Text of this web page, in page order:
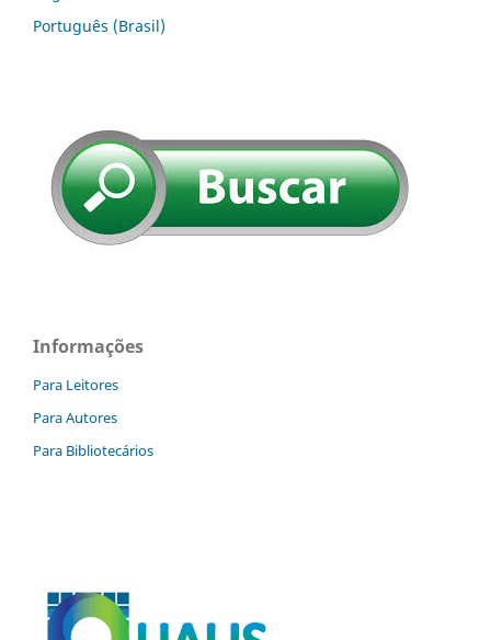
Português (Brasil)
Informações
Para Leitores
Para Autores
Para Bibliotecários